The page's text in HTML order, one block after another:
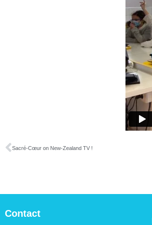
Sacré-Cœur on New-Zealand TV !
Contact